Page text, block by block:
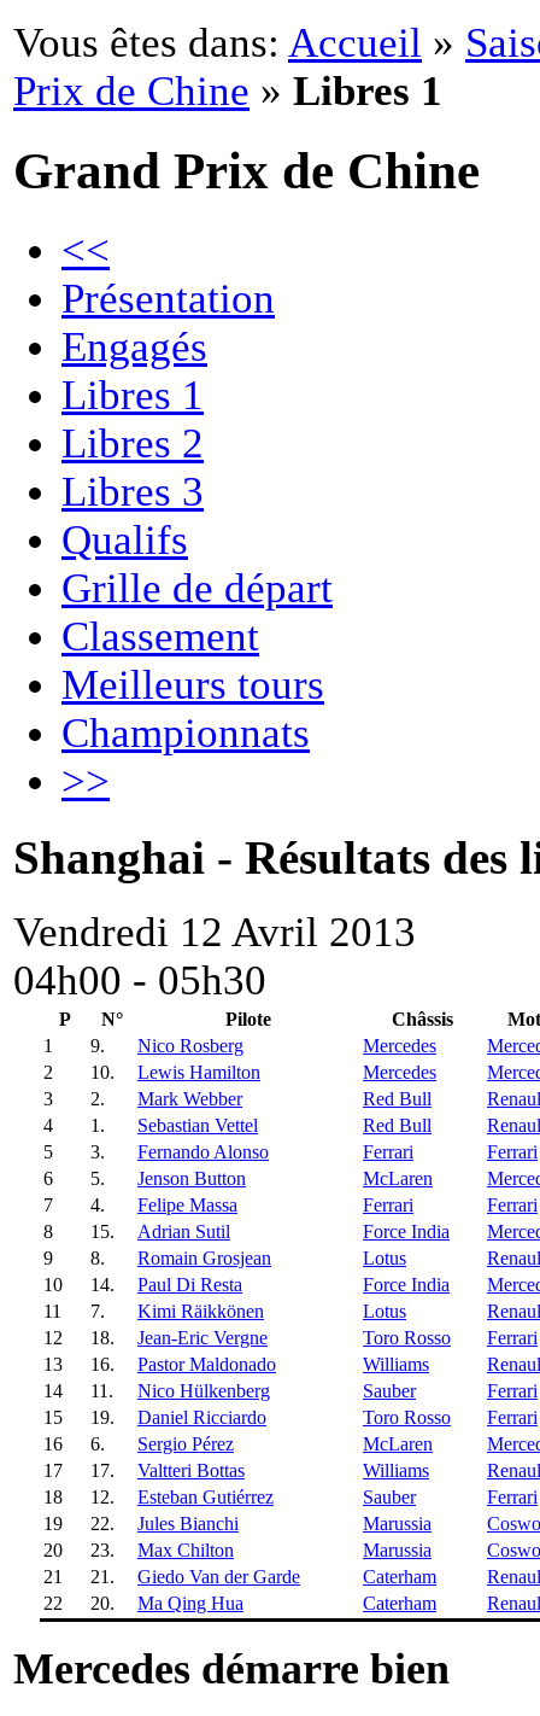
Vous êtes dans: Accueil »
Prix de Chine » Libres 1
Grand Prix de Chine
<<
Présentation
Engagés
Libres 1
Libres 2
Libres 3
Qualifs
Grille de départ
Classement
Meilleurs tours
Championnats
>>
Shanghai - Résultats des
Vendredi 12 Avril 2013
04h00 - 05h30
P N° Pilote Châssis
1
9. Nico Rosberg Mercedes
2
10. Lewis Hamilton Mercedes
3
2. Mark Webber Red Bull
4
1. Sebastian Vettel Red Bull
5
3. Fernando Alonso Ferrari
Ferrari
6
5. Jenson Button McLaren
7
4. Felipe Massa Ferrari
Ferrari
8
15. Adrian Sutil Force India
9
8. Romain Grosjean Lotus
10
14. Paul Di Resta Force India
11
7. Kimi Räikkönen Lotus
12
18. Jean-Eric Vergne Toro Rosso
Ferrari
13
16. Pastor Maldonado Williams
14
11. Nico Hülkenberg Sauber
Ferrari
15
19. Daniel Ricciardo Toro Rosso
Ferrari
16
6. Sergio Pérez McLaren
17
17. Valtteri Bottas Williams
18
12. Esteban Gutiérrez Sauber
Ferrari
19
22. Jules Bianchi Marussia
20
23. Max Chilton Marussia
21
21. Giedo Van der Garde Caterham
22
20. Ma Qing Hua Caterham
Mercedes démarre bien